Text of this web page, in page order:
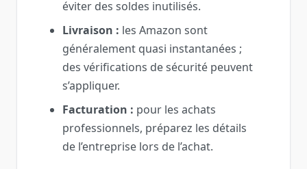
éviter des soldes inutilisés.
Livraison : les Amazon sont
généralement quasi instantanées ;
des vérifications de sécurité peuvent
s’appliquer.
Facturation : pour les achats
professionnels, préparez les détails
de l’entreprise lors de l’achat.